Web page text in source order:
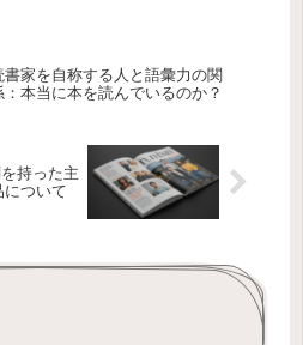
書家を自称する人と語彙力の関
：本当に本を読んでいるのか？
持った主
について